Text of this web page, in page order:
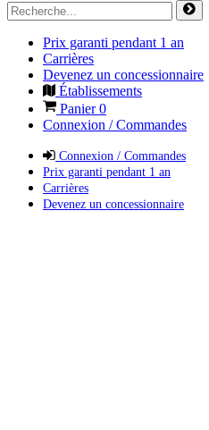
Prix garanti pendant 1 an
Carrières
Devenez un concessionnaire
Établissements
Panier0
Connexion / Commandes
Connexion / Commandes
Prix garanti pendant 1 an
Carrières
Devenez un concessionnaire